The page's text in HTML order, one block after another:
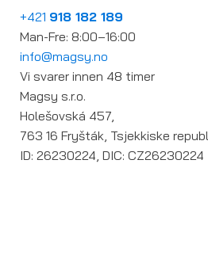
+421 918 182 189
Man-Fre: 8:00–16:00
info@magsy.no
Vi svarer innen 48 timer
Magsy s.r.o.
Holešovská 457,
763 16 Fryšták, Tsjekkiske
ID: 26230224, DIC: CZ26230224